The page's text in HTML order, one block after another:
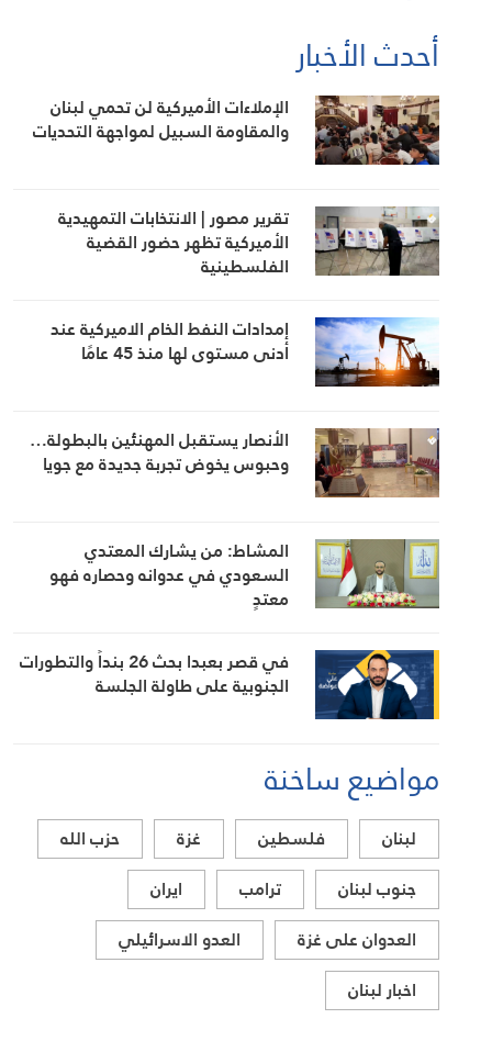
أحدث الأخبار
الإملاءات الأميركية لن تحمي لبنان
والمقاومة السبيل لمواجهة التحديات
تقرير مصور | الانتخابات التمهيدية
الأميركية تظهر حضور القضية
الفلسطينية
إمدادات النفط الخام الاميركية عند
أدنى مستوى لها منذ 45 عامًا
الأنصار يستقبل المهنئين بالبطولة…
وحبوس يخوض تجربة جديدة مع جويا
المشاط: من يشارك المعتدي
السعودي في عدوانه وحصاره فهو
معتدٍ
في قصر بعبدا بحث 26 بنداً والتطورات
الجنوبية على طاولة الجلسة
مواضيع ساخنة
لبنان فلسطين غزة
حزب الله
جنوب لبنان
ترامب
ايران
العدوان على غزة
العدو الاسرائيلي
اخبار لبنان